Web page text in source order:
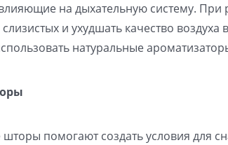
на дыхательную систему.
и ухудшать качество
натуральные
помогают создать условия для